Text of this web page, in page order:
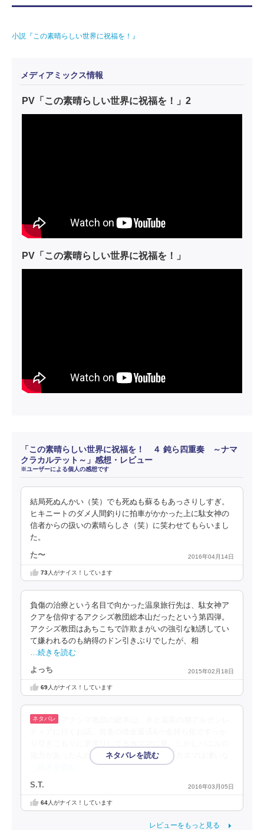
小説『この素晴らしい世界に祝福を！』
メディアミックス情報
PV「この素晴らしい世界に祝福を！」2
PV「この素晴らしい世界に祝福を！」
「この素晴らしい世界に祝福を！ ４ 鈍ら四重奏 ～ナマ
クラカルテット～」感想・レビュー
※ユーザーによる個人の感想です
結局死ぬんかい（笑）でも死ぬも蘇るもあっさりしすぎ。
ヒキニートのダメ人間釣りに拍車がかかった上に駄女神の
信者からの扱いの素晴らしさ（笑）に笑わせてもらいまし
た。
た〜 2016年04月14日
73人がナイス！しています
負傷の治療という名目で向かった温泉旅行先は、駄女神ア
クアを信仰するアクシズ教団総本山だったという第四弾。
アクシズ教団はあちこちで詐欺まがいの強引な勧誘してい
て嫌われるのも納得のドン引きぶりでしたが、相
…続きを読む
よっち 2015年02月18日
69人がナイス！しています
協力があったんだろうけど、こたつを作るカズマは凄いな
S.T. 2016年03月05日
64人がナイス！しています
レビューをもっと見る